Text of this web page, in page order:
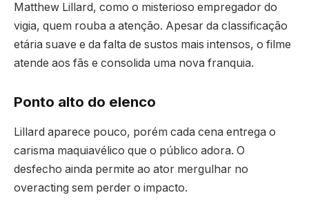
Matthew Lillard, como o misterioso empregador do
vigia, quem rouba a atenção. Apesar da classificação
etária suave e da falta de sustos mais intensos, o filme
atende aos fãs e consolida uma nova franquia.
Ponto alto do elenco
Lillard aparece pouco, porém cada cena entrega o
carisma maquiavélico que o público adora. O
desfecho ainda permite ao ator mergulhar no
overacting sem perder o impacto.